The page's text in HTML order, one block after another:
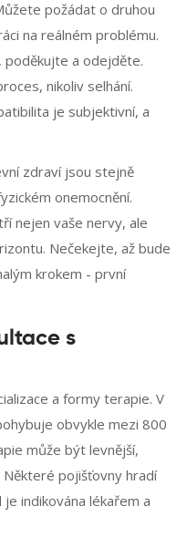
požádat o druhou
na reálném problému.
poděkujte a odejděte.
nikoliv selhání.
je subjektivní, a
zdraví jsou stejně
onemocnění.
nejen vaše nervy, ale
Nečekejte, až bude
krokem - první
s
a formy terapie. V
obvykle mezi 800
může být levnější,
pojišťovny hradí
indikována lékařem a